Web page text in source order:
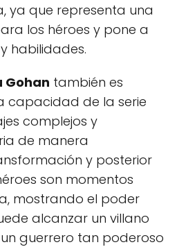
ya que representa una
los héroes y pone a
habilidades.
Gohan también es
capacidad de la serie
complejos y
de manera
y posterior
son momentos
mostrando el poder
alcanzar un villano
guerrero tan poderoso